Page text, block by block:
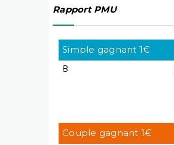
Rapport PMU
Simple gagnant 1€
8
Couple gagnant 1€